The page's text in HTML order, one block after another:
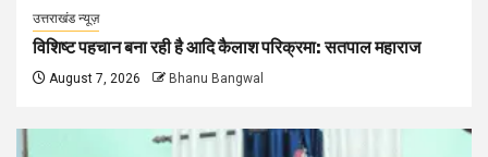
उत्तराखंड न्यूज़
विशिष्ट पहचान बना रही है आदि कैलाश परिक्रमा: सतपाल महाराज
August 7, 2026 Bhanu Bangwal